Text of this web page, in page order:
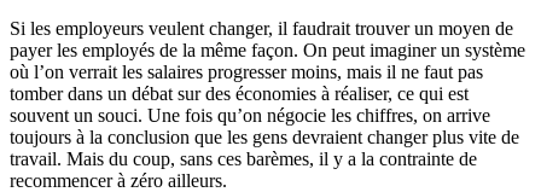
Si les employeurs veulent changer, il faudrait trouver un moyen de
payer les employés de la même façon. On peut imaginer un système
où l’on verrait les salaires progresser moins, mais il ne faut pas
tomber dans un débat sur des économies à réaliser, ce qui est
souvent un souci. Une fois qu’on négocie les chiffres, on arrive
toujours à la conclusion que les gens devraient changer plus vite de
travail. Mais du coup, sans ces barèmes, il y a la contrainte de
recommencer à zéro ailleurs.